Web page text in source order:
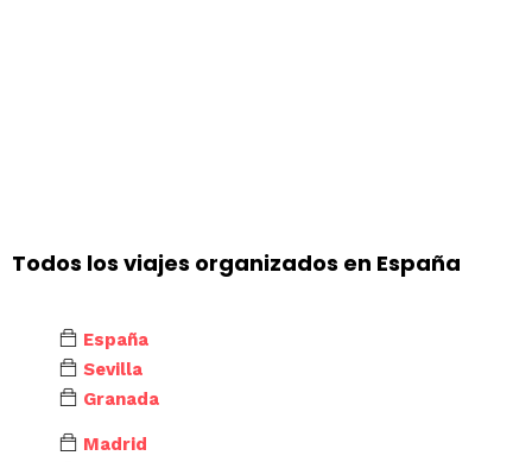
Todos los viajes organizados en España
España
Sevilla
Granada
Madrid